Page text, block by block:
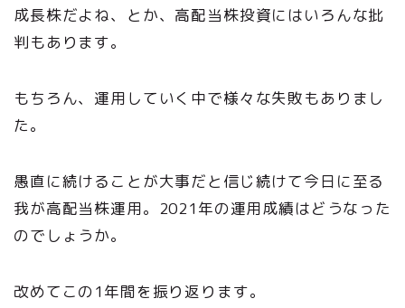
成長株だよね、とか、高配当株投資にはいろんな批
判もあります。
もちろん、運用していく中で様々な失敗もありまし
た。
愚直に続けることが大事だと信じ続けて今日に至る
我が高配当株運用。2021年の運用成績はどうなった
のでしょうか。
改めてこの1年間を振り返ります。